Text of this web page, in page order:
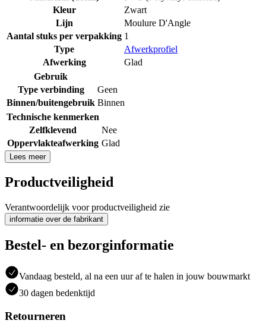
Kleur
Zwart
Lijn
Moulure D'Angle
Aantal stuks per verpakking 1
Type
Afwerkprofiel
Afwerking
Glad
Gebruik
Type verbinding
Geen
Binnen/buitengebruik Binnen
Technische kenmerken
Zelfklevend
Nee
Oppervlakteafwerking Glad
Lees meer
Productveiligheid
Verantwoordelijk voor productveiligheid zie
informatie over de fabrikant
Bestel- en bezorginformatie
Vandaag besteld, al na een uur af te halen in jouw bouwmarkt
30 dagen bedenktijd
Retourneren